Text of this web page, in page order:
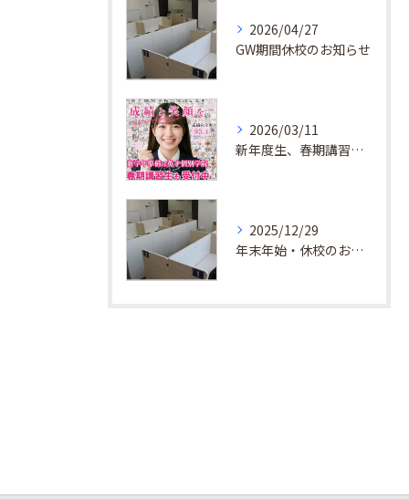
2026/04/27
GW期間休校のお知らせ
2026/03/11
新年度生、春期講習生 受付中！
2025/12/29
年末年始・休校のお知らせ